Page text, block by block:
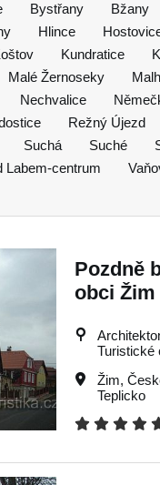
Bystřany Bžany
Hlince
Kundratice
Malé Žernoseky
Nechvalice
Režný Újezd
Suchá Suché
Labem-centrum
Pozdně
obci Žim
Turistické
Žim,
Teplicko